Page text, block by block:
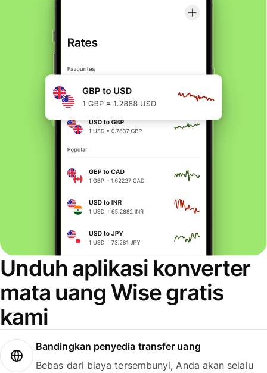
Unduh aplikasi konverter
mata uang Wise gratis
kami
Bandingkan penyedia transfer uang
Bebas dari biaya tersembunyi, Anda akan selalu